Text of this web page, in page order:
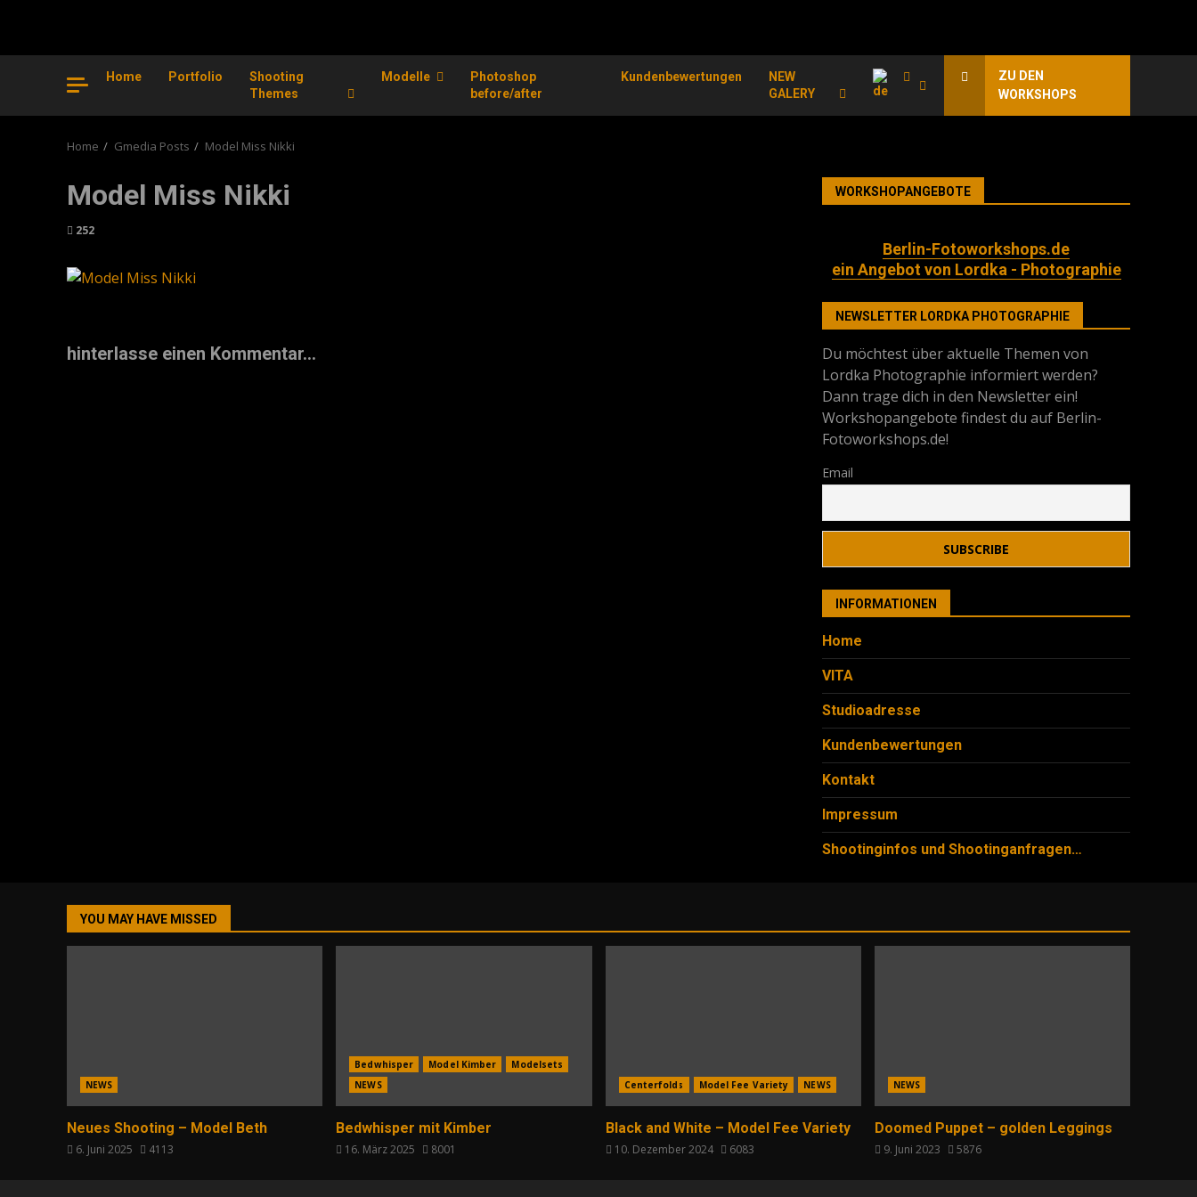
Home Portfolio
Shooting
Themes
Modelle
Photoshop
before/after
Kundenbewertungen
NEW
GALERY
ZU DEN
WORKSHOPS
Home Gmedia Posts Model Miss Nikki
Model Miss Nikki
252
hinterlasse einen Kommentar...
WORKSHOPANGEBOTE
Berlin-Fotoworkshops.de
ein Angebot von Lordka - Photographie
NEWSLETTER LORDKA PHOTOGRAPHIE
Du möchtest über aktuelle Themen von
Lordka Photographie informiert werden?
Dann trage dich in den Newsletter ein!
Workshopangebote findest du auf Berlin-
Fotoworkshops.de!
Email
INFORMATIONEN
Home
VITA
Studioadresse
Kundenbewertungen
Kontakt
Impressum
Shootinginfos und Shootinganfragen…
YOU MAY HAVE MISSED
NEWS
Neues Shooting – Model Beth
6. Juni 2025 4113
Bedwhisper Model Kimber
Modelsets
NEWS
Bedwhisper mit Kimber
16. März 2025 8001
Centerfolds Model Fee Variety NEWS
Black and White – Model Fee Variety
10. Dezember 2024 6083
NEWS
Doomed Puppet – golden Leggings
9. Juni 2023 5876